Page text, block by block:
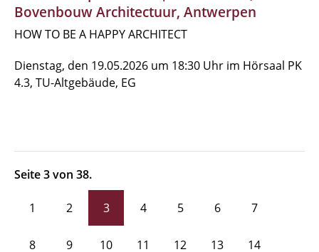
Bovenbouw Architectuur, Antwerpen
HOW TO BE A HAPPY ARCHITECT
Dienstag, den 19.05.2026 um 18:30 Uhr im Hörsaal PK
4.3, TU-Altgebäude, EG
Seite 3 von 38.
1 2 3 4 5 6 7
8 9 10 11 12 13 14